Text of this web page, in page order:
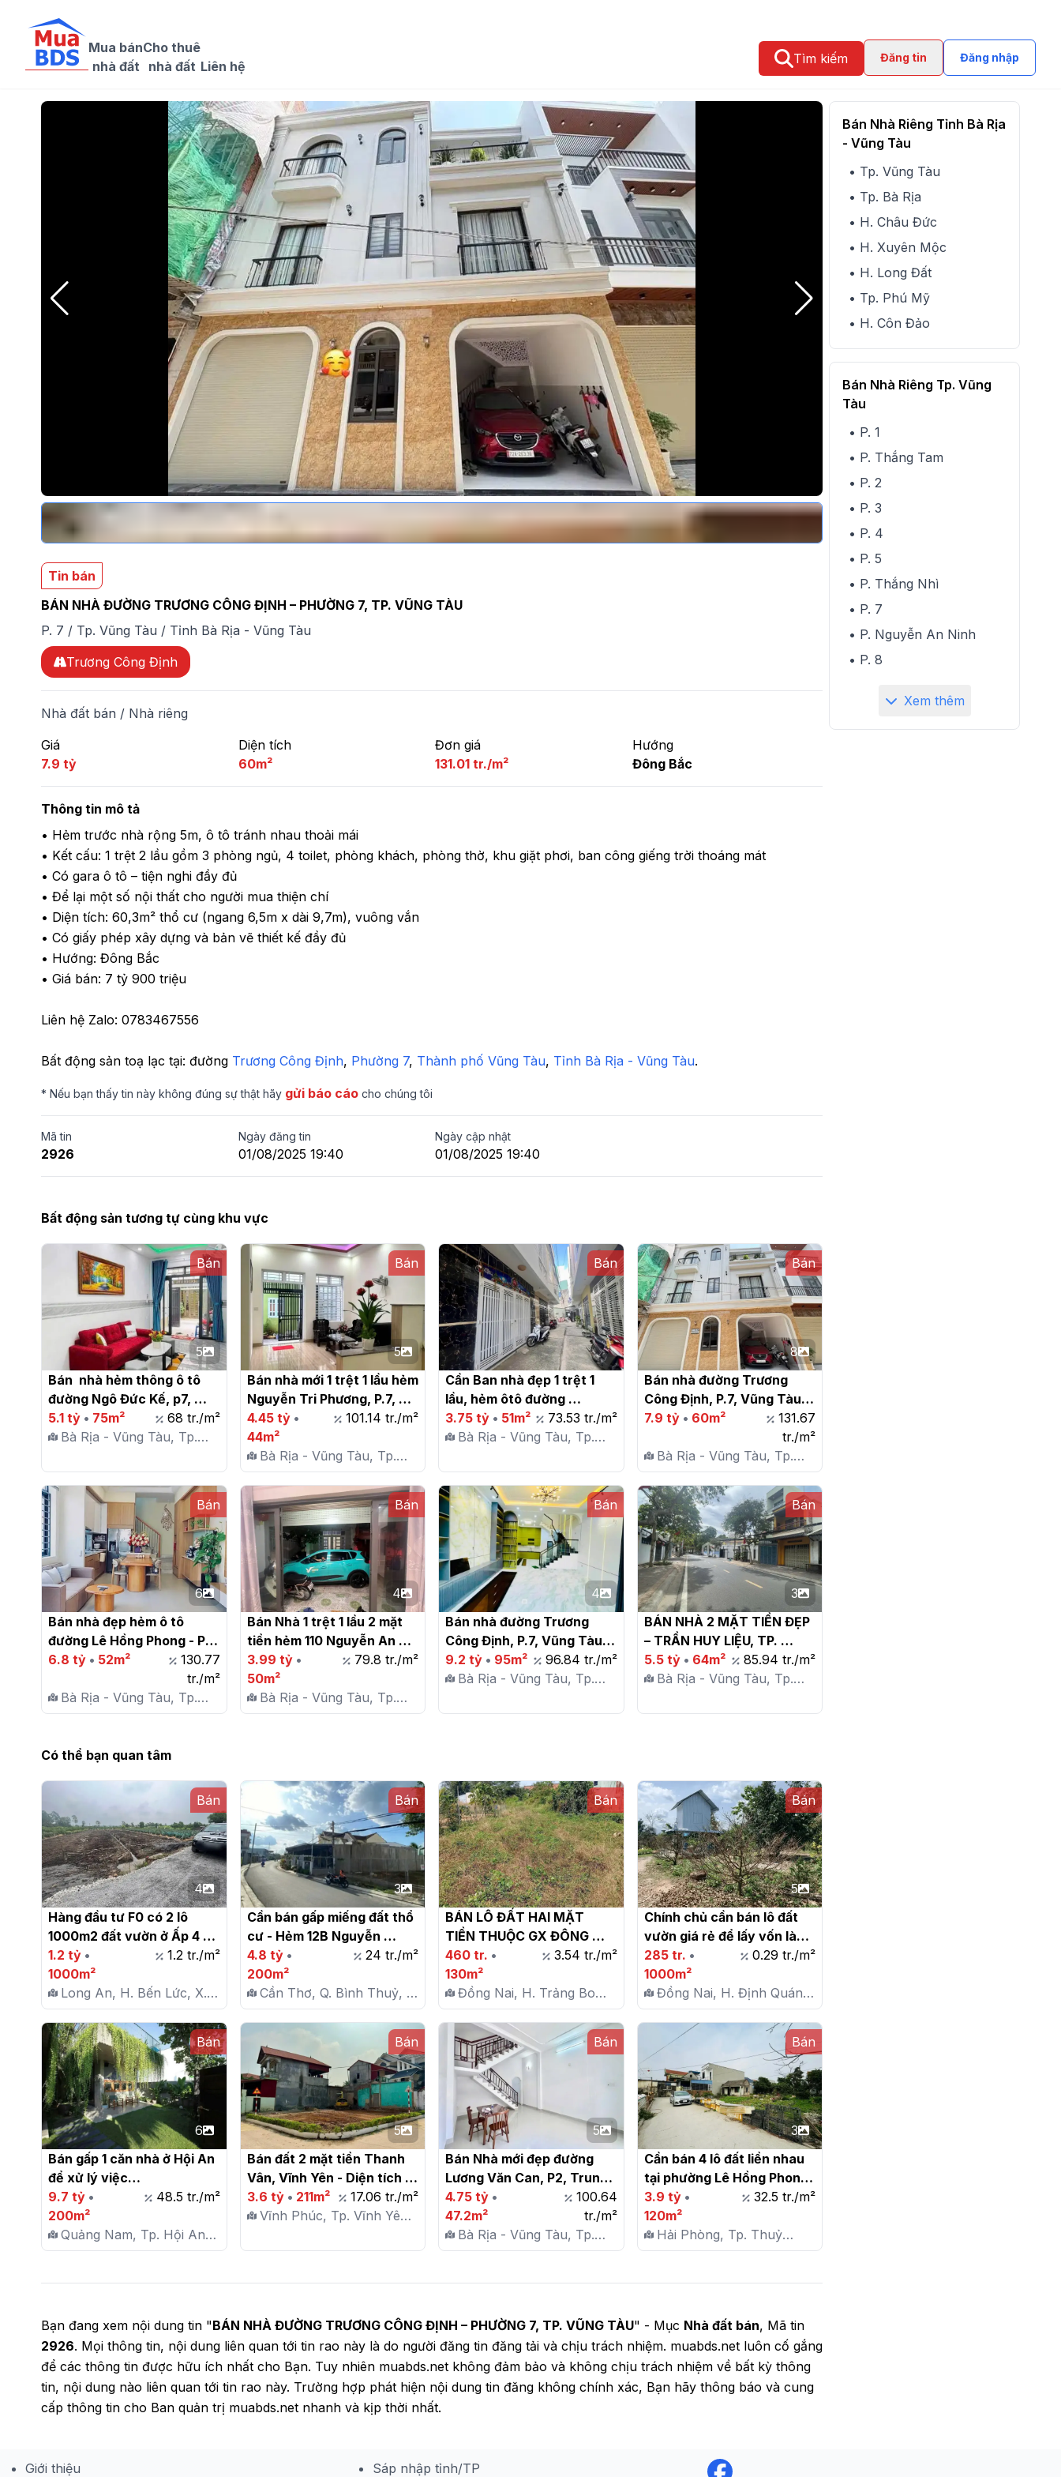
Mua bán
nhà đất
Cho thuê
nhà đất Liên hệ Tìm kiếm Đăng tin Đăng nhập
Tin bán
BÁN NHÀ ĐƯỜNG TRƯƠNG CÔNG ĐỊNH – PHƯỜNG 7, TP. VŨNG TÀU
P. 7 / Tp. Vũng Tàu / Tỉnh Bà Rịa - Vũng Tàu
Trương Công Định
Nhà đất bán / Nhà riêng
Giá
7.9 tỷ
Diện tích
60m²
Đơn giá
131.01 tr./m²
Hướng
Đông Bắc
Thông tin mô tả
• Hẻm trước nhà rộng 5m, ô tô tránh nhau thoải mái
• Kết cấu: 1 trệt 2 lầu gồm 3 phòng ngủ, 4 toilet, phòng khách, phòng thờ, khu giặt phơi, ban công giếng trời thoáng mát
• Có gara ô tô – tiện nghi đầy đủ
• Để lại một số nội thất cho người mua thiện chí
• Diện tích: 60,3m² thổ cư (ngang 6,5m x dài 9,7m), vuông vắn
• Có giấy phép xây dựng và bản vẽ thiết kế đầy đủ
• Hướng: Đông Bắc
• Giá bán: 7 tỷ 900 triệu
Liên hệ Zalo: 0783467556
Bất động sản toạ lạc tại: đường Trương Công Định, Phường 7, Thành phố Vũng Tàu, Tỉnh Bà Rịa - Vũng Tàu.
* Nếu bạn thấy tin này không đúng sự thật hãy gửi báo cáo cho chúng tôi
Mã tin
2926
Ngày đăng tin
01/08/2025 19:40
Ngày cập nhật
01/08/2025 19:40
Bất động sản tương tự cùng khu vực
Bán
5
Bán  nhà hẻm thông ô tô
đường Ngô Đức Kế, p7,
thành phố Vũng Tàu
5.1 tỷ • 75m²
68 tr./m²
Bà Rịa - Vũng Tàu, Tp.
Bán
5
Bán nhà mới 1 trệt 1 lầu hẻm
Nguyễn Tri Phương, P.7,
TP. Vũng Tàu
4.45 tỷ•
44m²
101.14 tr./m²
Bà Rịa - Vũng Tàu, Tp.
Vũng Tàu, P. 7
Bán
Cần Ban nhà đẹp 1 trệt 1
lầu, hẻm ôtô đường
Nguyễn An Ninh, phường 7,
Vũng Tàu
3.75 tỷ • 51m²
73.53 tr./m²
Bà Rịa - Vũng Tàu, Tp.
Bán
8
Bán nhà đường Trương
Công Định, P.7, Vũng Tàu
7.9 tỷ• 60m²
131.67
tr./m²
Bà Rịa - Vũng Tàu, Tp.
Vũng Tàu, P. 7
Bán
6
Bán nhà đẹp hẻm ô tô
đường Lê Hồng Phong - P7
- TP Vũng Tàu
6.8 tỷ • 52m²
130.77
tr./m²
Bà Rịa - Vũng Tàu, Tp.
Vũng Tàu, P. 7
Bán
4
Bán Nhà 1 trệt 1 lầu 2 mặt
tiền hẻm 110 Nguyễn An
Ninh, P7 TP. Vũng Tàu
3.99 tỷ•
50m²
79.8 tr./m²
Bà Rịa - Vũng Tàu, Tp.
Vũng Tàu, P. 7
Bán
4
Bán nhà đường Trương
Công Định, P.7, Vũng Tàu
9.2 tỷ • 95m²
96.84 tr./m²
Bà Rịa - Vũng Tàu, Tp.
Bán
3
BÁN NHÀ 2 MẶT TIỀN ĐẸP
– TRẦN HUY LIỆU, TP.
VŨNG TÀU
5.5 tỷ• 64m²
85.94 tr./m²
Bà Rịa - Vũng Tàu, Tp.
Có thể bạn quan tâm
Bán
4
Hàng đầu tư F0 có 2 lô
1000m2 đất vườn ở Ấp 4 -
Bình Đức - Bến Lức - Long
An
1.2 tỷ •
1000m²
1.2 tr./m²
Long An, H. Bến Lức, X.
Bình Đức
Bán
3
Cần bán gấp miếng đất thổ
cư - Hẻm 12B Nguyễn
Truyền Thanh, P.Bình
Thủy - TPCT
4.8 tỷ•
200m²
24 tr./m²
Cần Thơ, Q. Bình Thuỷ, P.
Bình Thủy
Bán
BÁN LÔ ĐẤT HAI MẶT
TIỀN THUỘC GX ĐÔNG
VINH - HỐ NAI 3 - TRẢNG
BOM
460 tr. •
130m²
3.54 tr./m²
Đồng Nai, H. Trảng Bom,
X. Hố Nai 3
Bán
5
Chính chủ cần bán lô đất
vườn giá rẻ để lấy vốn làm
ăn
285 tr. •
1000m²
0.29 tr./m²
Đồng Nai, H. Định Quán,
X. Ngọc Định
Bán
6
Bán gấp 1 căn nhà ở Hội An
để xử lý việc
9.7 tỷ •
200m²
48.5 tr./m²
Quảng Nam, Tp. Hội An,
P. Cẩm An
Bán
5
Bán đất 2 mặt tiền Thanh
Vân, Vĩnh Yên - Diện tích
211m2, giá 3.6 tỷ
3.6 tỷ• 211m²
17.06 tr./m²
Vĩnh Phúc, Tp. Vĩnh Yên,
Bán
5
Bán Nhà mới đẹp đường
Lương Văn Can, P2, Trung
Tâm Vũng Tàu
4.75 tỷ •
47.2m²
100.64
tr./m²
Bà Rịa - Vũng Tàu, Tp.
Vũng Tàu, P. 2
Bán
3
Cần bán 4 lô đất liền nhau
tại phường Lê Hồng Phong,
TP. Thuỷ Nguyên
3.9 tỷ•
120m²
32.5 tr./m²
Hải Phòng, Tp. Thuỷ
Nguyên, P. Lê Hồng
Bạn đang xem nội dung tin "BÁN NHÀ ĐƯỜNG TRƯƠNG CÔNG ĐỊNH – PHƯỜNG 7, TP. VŨNG TÀU" - Mục Nhà đất bán, Mã tin
2926. Mọi thông tin, nội dung liên quan tới tin rao này là do người đăng tin đăng tải và chịu trách nhiệm. muabds.net luôn cố gắng
để các thông tin được hữu ích nhất cho Bạn. Tuy nhiên muabds.net không đảm bảo và không chịu trách nhiệm về bất kỳ thông
tin, nội dung nào liên quan tới tin rao này. Trường hợp phát hiện nội dung tin đăng không chính xác, Bạn hãy thông báo và cung
cấp thông tin cho Ban quản trị muabds.net nhanh và kịp thời nhất.
Bán Nhà Riêng Tỉnh Bà Rịa
- Vũng Tàu
• Tp. Vũng Tàu
• Tp. Bà Rịa
• H. Châu Đức
• H. Xuyên Mộc
• H. Long Đất
• Tp. Phú Mỹ
• H. Côn Đảo
Bán Nhà Riêng Tp. Vũng
Tàu
• P. 1
• P. Thắng Tam
• P. 2
• P. 3
• P. 4
• P. 5
• P. Thắng Nhì
• P. 7
• P. Nguyễn An Ninh
• P. 8
Xem thêm
Giới thiệu Sáp nhập tỉnh/TP